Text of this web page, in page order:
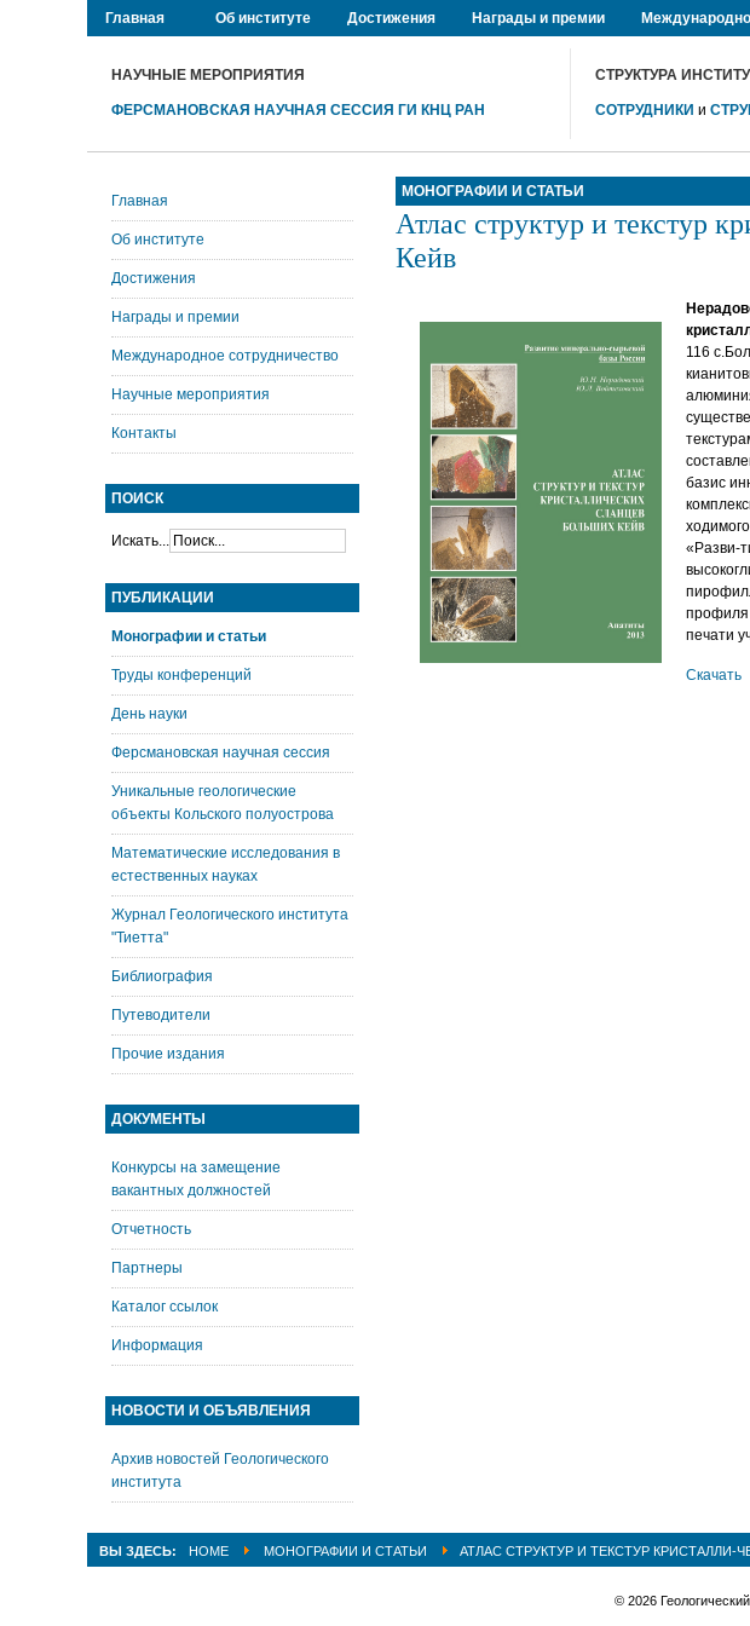
Главная Об институте Достижения Награды и премии
НАУЧНЫЕ МЕРОПРИЯТИЯ
ФЕРСМАНОВСКАЯ НАУЧНАЯ СЕССИЯ ГИ КНЦ РАН
СТРУКТУРА
СОТРУДНИКИ и
МОНОГРАФИИ И СТАТЬИ
Атлас структур и текстур
Кейв
116
базис
«Разви-
профиля
печати
Скачать
Главная
Об институте
Достижения
Награды и премии
Международное сотрудничество
Научные мероприятия
Контакты
ПОИСК
Искать...
ПУБЛИКАЦИИ
Монографии и статьи
Труды конференций
День науки
Ферсмановская научная сессия
Уникальные геологические
объекты Кольского полуострова
Математические исследования в
естественных науках
Журнал Геологического института
"Тиетта"
Библиография
Путеводители
Прочие издания
ДОКУМЕНТЫ
Конкурсы на замещение
вакантных должностей
Отчетность
Партнеры
Каталог ссылок
Информация
НОВОСТИ И ОБЪЯВЛЕНИЯ
Архив новостей Геологического
института
ВЫ ЗДЕСЬ: HOME МОНОГРАФИИ И СТАТЬИ АТЛАС СТРУКТУР И ТЕКСТУР КРИСТАЛЛИ-
© 2026